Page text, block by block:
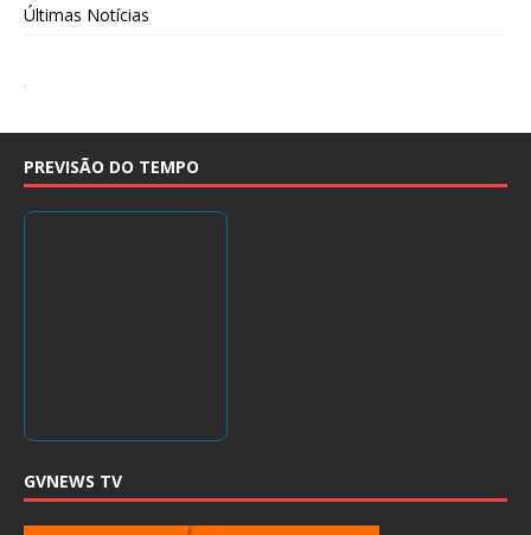
Últimas Notícias
PREVISÃO DO TEMPO
GVNEWS TV